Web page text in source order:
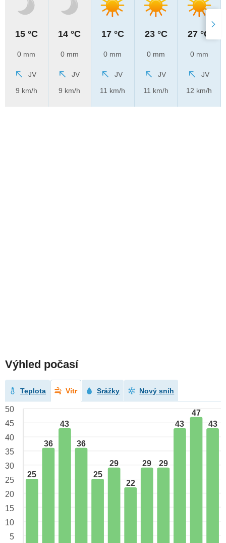
15 °C
0 mm
JV
9 km/h
14 °C
0 mm
JV
9 km/h
17 °C
0 mm
JV
11 km/h
23 °C
0 mm
JV
11 km/h
27 °C
0 mm
JV
12 km/h
Výhled počasí
Teplota Vítr Srážky Nový sníh
25
36
43
36
25
29
22
29 29
43
47
43
50
45
40
35
30
25
20
15
10
5